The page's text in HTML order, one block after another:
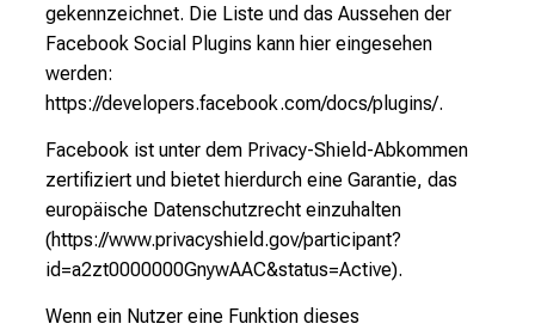
gekennzeichnet. Die Liste und das Aussehen der
Facebook Social Plugins kann hier eingesehen
werden:
https://developers.facebook.com/docs/plugins/.
Facebook ist unter dem Privacy-Shield-Abkommen
zertifiziert und bietet hierdurch eine Garantie, das
europäische Datenschutzrecht einzuhalten
(https://www.privacyshield.gov/participant?
id=a2zt0000000GnywAAC&status=Active).
Wenn ein Nutzer eine Funktion dieses